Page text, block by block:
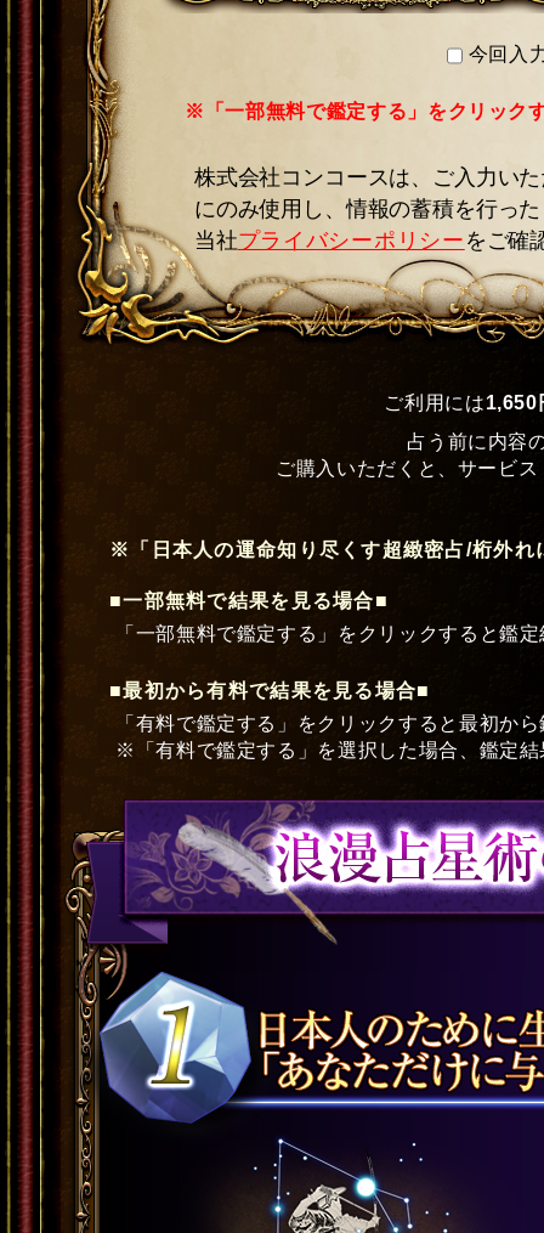
今回入
※「一部無料で鑑定する」をクリック
株式会社コンコースは、ご入力い
にのみ使用し、情報の蓄積を行っ
当社プライバシーポリシー をご確
ご利用には1,650
占う前に内容
ご購入いただくと、サービ
※「日本人の運命知り尽くす超緻密占/桁外
■一部無料で結果を見る場合■
「一部無料で鑑定する」をクリックすると鑑
■最初から有料で結果を見る場合■
「有料で鑑定する」をクリックすると最初か
※「有料で鑑定する」を選択した場合、鑑定